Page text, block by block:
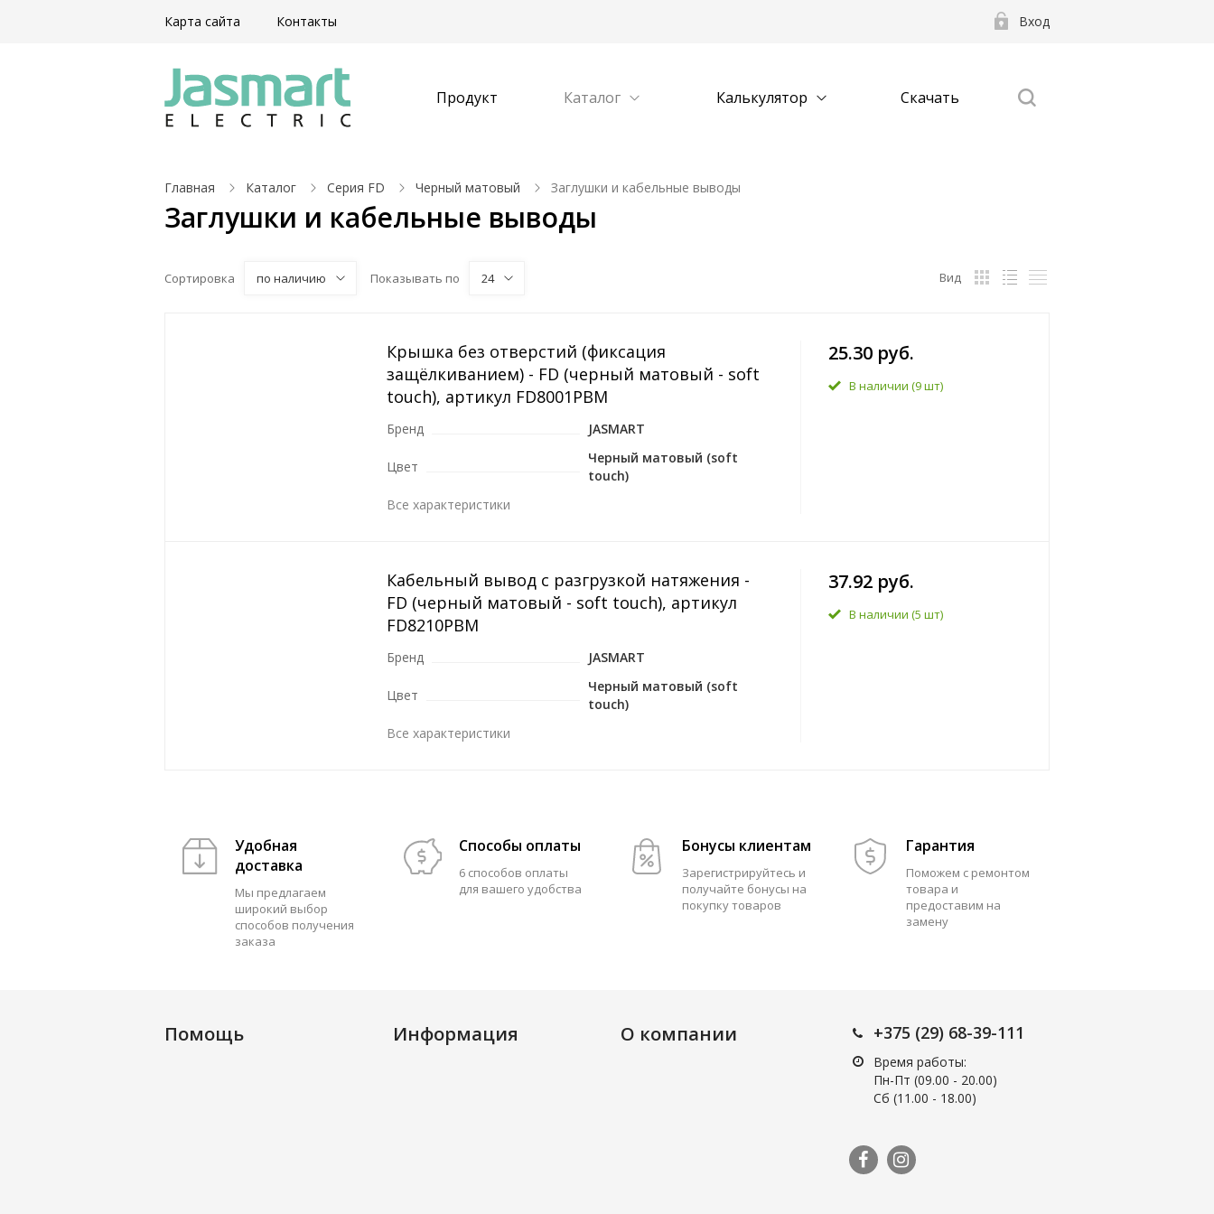
Карта сайта Контакты Вход
Продукт Каталог Калькулятор Скачать
Главная Каталог Серия FD Черный матовый Заглушки и кабельные выводы
Заглушки и кабельные выводы
Сортировка по наличию Показывать по 24 Вид
Крышка без отверстий (фиксация
защёлкиванием) - FD (черный матовый - soft
touch), артикул FD8001PBM
Бренд JASMART
Цвет
Черный матовый (soft
touch)
Все характеристики
25.30 руб.
В наличии (9 шт)
Кабельный вывод с разгрузкой натяжения -
FD (черный матовый - soft touch), артикул
FD8210PBM
Бренд JASMART
Цвет
Черный матовый (soft
touch)
Все характеристики
37.92 руб.
В наличии (5 шт)
Удобная
доставка
Мы предлагаем
широкий выбор
способов получения
заказа
Способы оплаты
6 способов оплаты
для вашего удобства
Бонусы клиентам
Зарегистрируйтесь и
получайте бонусы на
покупку товаров
Гарантия
Поможем с ремонтом
товара и
предоставим на
замену
Помощь Информация О компании +375 (29) 68-39-111
Время работы:
Пн-Пт (09.00 - 20.00)
Сб (11.00 - 18.00)